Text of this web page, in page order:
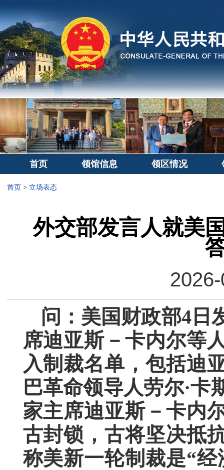
首页 领馆信息 领区情况
首页 > 立场表态
外交部发言人就美
问：美国财政部4日
席迪亚斯－卡内尔等
入制裁名单，包括迪
巴革命领导人劳尔·卡
家主席迪亚斯－卡内
古封锁，古将坚决抵
称美新一轮制裁是“